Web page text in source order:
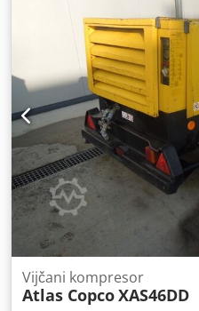
Vijčani kompresor
Atlas CopcoXAS46DD